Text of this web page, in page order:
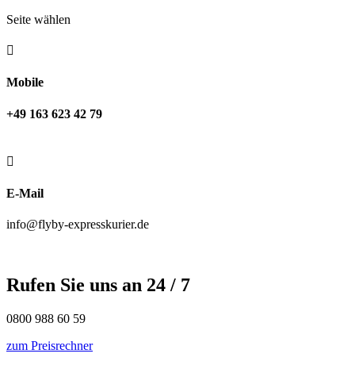
Seite wählen

Mobile
+49 163 623 42 79

E-Mail
info@flyby-expresskurier.de
Rufen Sie uns an 24 / 7
0800 988 60 59
zum Preisrechner